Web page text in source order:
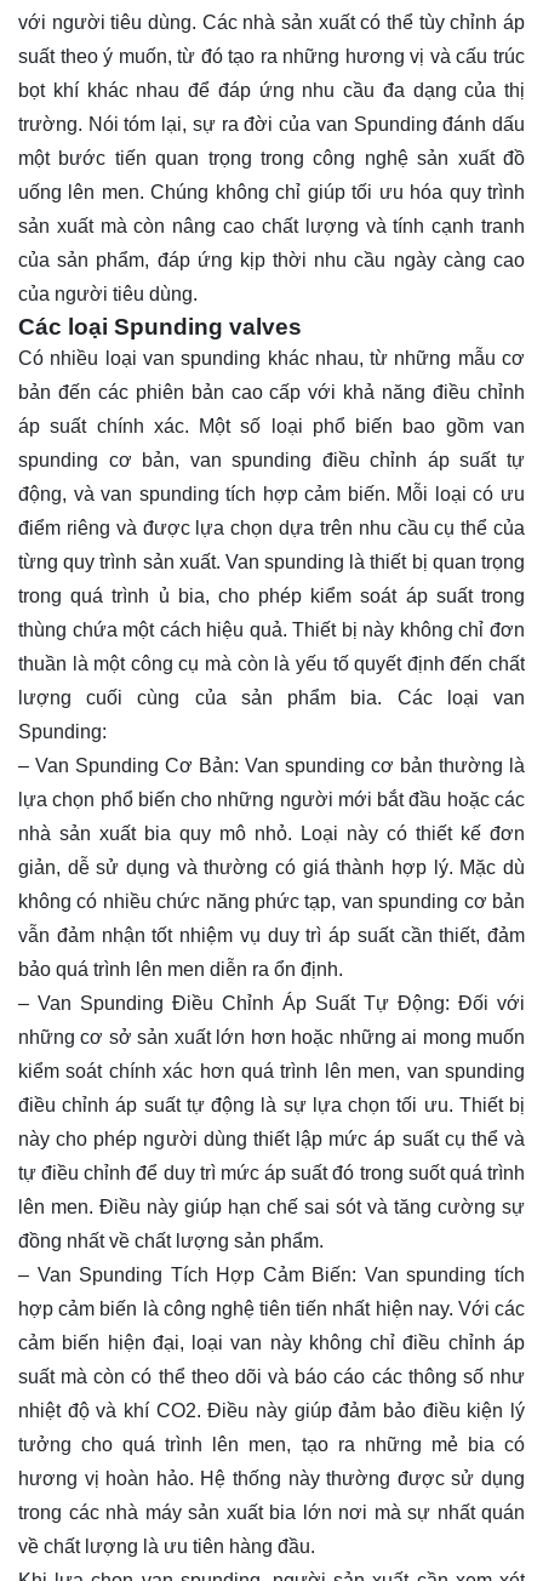
với người tiêu dùng. Các nhà sản xuất có thể tùy chỉnh áp
suất theo ý muốn, từ đó tạo ra những hương vị và cấu trúc
bọt khí khác nhau để đáp ứng nhu cầu đa dạng của thị
trường. Nói tóm lại, sự ra đời của van Spunding đánh dấu
một bước tiến quan trọng trong công nghệ sản xuất đồ
uống lên men. Chúng không chỉ giúp tối ưu hóa quy trình
sản xuất mà còn nâng cao chất lượng và tính cạnh tranh
của sản phẩm, đáp ứng kịp thời nhu cầu ngày càng cao
của người tiêu dùng.
Các loại Spunding valves
Có nhiều loại van spunding khác nhau, từ những mẫu cơ
bản đến các phiên bản cao cấp với khả năng điều chỉnh
áp suất chính xác. Một số loại phổ biến bao gồm van
spunding cơ bản, van spunding điều chỉnh áp suất tự
động, và van spunding tích hợp cảm biến. Mỗi loại có ưu
điểm riêng và được lựa chọn dựa trên nhu cầu cụ thể của
từng quy trình sản xuất. Van spunding là thiết bị quan trọng
trong quá trình ủ bia, cho phép kiểm soát áp suất trong
thùng chứa một cách hiệu quả. Thiết bị này không chỉ đơn
thuần là một công cụ mà còn là yếu tố quyết định đến chất
lượng cuối cùng của sản phẩm bia. Các loại van
Spunding:
– Van Spunding Cơ Bản: Van spunding cơ bản thường là
lựa chọn phổ biến cho những người mới bắt đầu hoặc các
nhà sản xuất bia quy mô nhỏ. Loại này có thiết kế đơn
giản, dễ sử dụng và thường có giá thành hợp lý. Mặc dù
không có nhiều chức năng phức tạp, van spunding cơ bản
vẫn đảm nhận tốt nhiệm vụ duy trì áp suất cần thiết, đảm
bảo quá trình lên men diễn ra ổn định.
– Van Spunding Điều Chỉnh Áp Suất Tự Động: Đối với
những cơ sở sản xuất lớn hơn hoặc những ai mong muốn
kiểm soát chính xác hơn quá trình lên men, van spunding
điều chỉnh áp suất tự động là sự lựa chọn tối ưu. Thiết bị
này cho phép người dùng thiết lập mức áp suất cụ thể và
tự điều chỉnh để duy trì mức áp suất đó trong suốt quá trình
lên men. Điều này giúp hạn chế sai sót và tăng cường sự
đồng nhất về chất lượng sản phẩm.
– Van Spunding Tích Hợp Cảm Biến: Van spunding tích
hợp cảm biến là công nghệ tiên tiến nhất hiện nay. Với các
cảm biến hiện đại, loại van này không chỉ điều chỉnh áp
suất mà còn có thể theo dõi và báo cáo các thông số như
nhiệt độ và khí CO2. Điều này giúp đảm bảo điều kiện lý
tưởng cho quá trình lên men, tạo ra những mẻ bia có
hương vị hoàn hảo. Hệ thống này thường được sử dụng
trong các nhà máy sản xuất bia lớn nơi mà sự nhất quán
về chất lượng là ưu tiên hàng đầu.